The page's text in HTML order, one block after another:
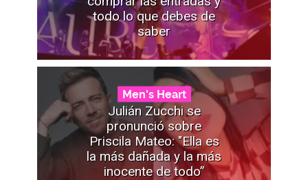
todo lo que debes de
saber
Men's Heart
Julián Zucchi se
pronunció sobre
Priscila Mateo: "Ella es
la más dañada y la más
inocente de todo”